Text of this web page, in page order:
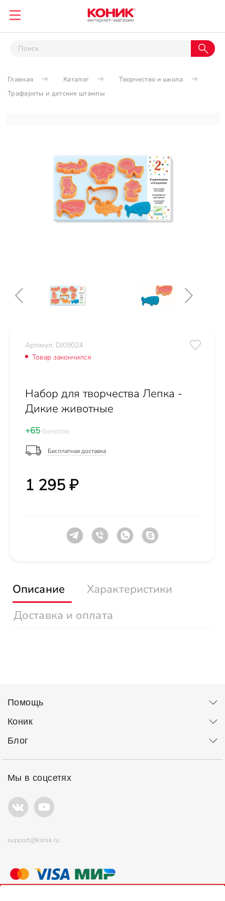
Главная Каталог
Творчество и школа
Трафареты и детские штампы
Артикул: DJ09024
Товар закончился
Набор для творчества Лепка -
Дикие животные
+65 бонусов
Бесплатная доставка
1 295 ₽
Описание
Характеристики
Доставка и оплата
Помощь
Коник
Блог
Мы в соцсетях
support@konik.ru